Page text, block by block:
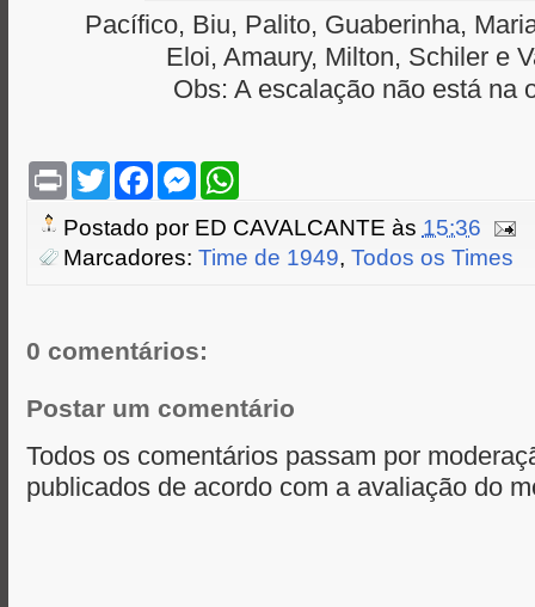
Pacífico, Biu, Palito, Guaberinha,
Eloi, Amaury, Milton, Schiler e
Obs: A escalação não está na
P
n
t
T
w
t
e
F
e
b
o
M
s
e
n
W
t
A
Postado por ED CAVALCANTE às 15:36
Marcadores: Time de 1949, Todos os Times
0 comentários:
Postar um comentário
Todos os comentários passam por
publicados de acordo com a avaliação do